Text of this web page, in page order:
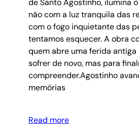
de Santo Agostinho, ilumina
não com a luz tranquila das
com o fogo inquietante das
tentamos esquecer. A obra
quem abre uma ferida
sofrer de novo, mas para
compreender.Agostinho
memórias
Read more